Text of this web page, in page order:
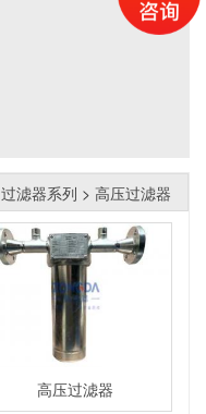
过滤器系列 > 高压过滤器
高压过滤器